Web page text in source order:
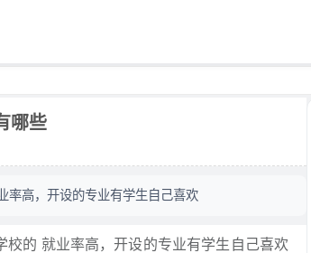
哪些
率高，开设的专业有学生自己喜欢
的 就业率高，开设的专业有学生自己喜欢